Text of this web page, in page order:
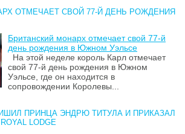
ОТМЕЧАЕТ СВОЙ 77-Й ДЕНЬ РОЖДЕНИЯ
Британский монарх отмечает свой 77-й
день рождения в Южном Уэльсе
На этой неделе король Карл отмечает
свой 77-й день рождения в Южном
Уэльсе, где он находится в
сопровождении Королевы...
ПРИНЦА ЭНДРЮ ТИТУЛА И ПРИКАЗАЛ
LODGE